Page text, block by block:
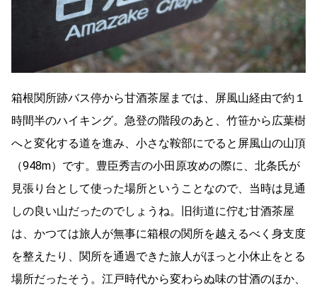
箱根関所跡バス停から甘酒茶屋までは、屏風山経由で約１
時間半のハイキング。急登の階段のあと、竹笹から広葉樹
へと変化する道を進み、小さな鞍部にでると屏風山の山頂
（948m）です。豊臣秀吉の小田原攻めの際に、北条氏が
見張り台として使った場所ということなので、当時は見通
しの良い山だったのでしょうね。旧街道に佇む甘酒茶屋
は、かつては旅人が無事に箱根の関所を越えるべく身支度
を整えたり、関所を通過できた旅人がほっと小休止をとる
場所だったそう。江戸時代から変わらぬ味の甘酒のほか、